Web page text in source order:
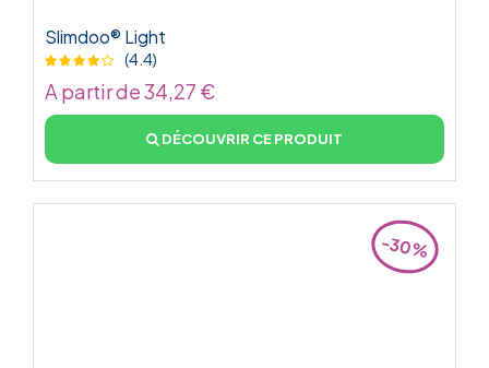
Slimdoo® Light
(4.4)
A partir de 34,27 €
DÉCOUVRIR CE PRODUIT
-30%